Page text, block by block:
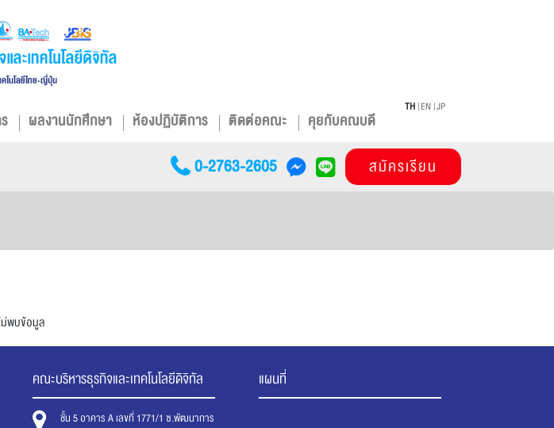
ผลงานนักศึกษา ห้องปฏิบัติการ ติดต่อคณะ คุยกับคณบดี
TH EN JP
0-2763-2605 สมัครเรียน
พบข้อมูล
คณะบริหารธุรกิจและเทคโนโลยีดิจิทัล
ชั้น 5 อาคาร A เลขที่ 1771/1 ซ.พัฒนาการ
แผนที่